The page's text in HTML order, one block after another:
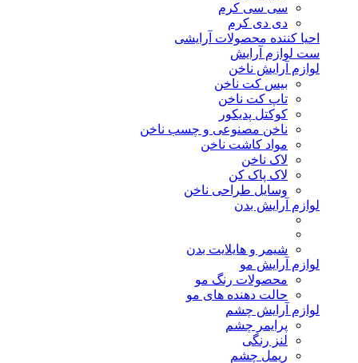
سی سی کرم
دی دی کرم
احیا کننده محصولات آرایشی
ست لوازم آرایش
لوازم آرایش ناخن
بیس کت ناخن
تاپ کت ناخن
کوکتل پدیکور
ناخن مصنوعی و چسب ناخن
مواد کاشت ناخن
لاک ناخن
لاک پاک کن
وسایل طراحی ناخن
لوازم آرایش بدن
شیمر و هایلایت بدن
لوازم آرایش مو
محصولات رنگ مو
حالت دهنده های مو
لوازم آرایش چشم
پرایمر چشم
لنز رنگی
ریمل چشم